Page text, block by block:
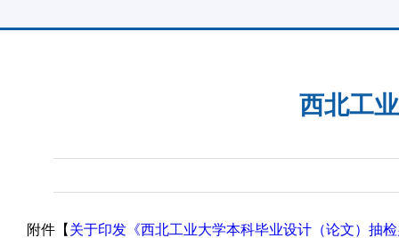
西北工
附件【 关于印发《西北工业大学本科毕业设计（论文）抽